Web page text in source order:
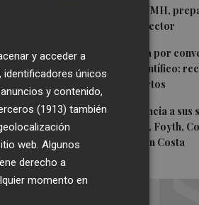
surgido del PCUMH,
alianzas con el sector
4Castelló apuesta por
un referente científico:
equipo de expertos
5El Villarreal anuncia a sus
Gerard Moreno, Foyth,
Cardona y Logan Costa
y acceder a
únicos
y contenido,
(1913) también
web. Algunos
derecho a
momento en